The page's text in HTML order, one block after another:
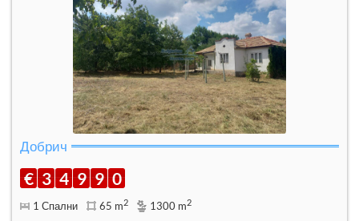
Добрич
€ 3 4 9 9 0
1 Спални 65 m2 1300 m2